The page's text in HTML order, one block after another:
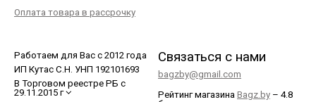
Оплата товара в рассрочку
Работаем для Вас с 2012 года
ИП Кутас С.Н. УНП 192101693
В Торговом реестре РБ с
29.11.2015 г
Связаться с нами
bagzby@gmail.com
Рейтинг магазина Bagz.by – 4.8